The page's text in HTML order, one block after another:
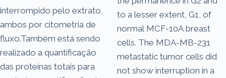
interrompido pelo extrato,
ambos por citometria de
fluxo.Também está sendo
realizado a quantificação
das proteinas totais para
to a lesser extent, G1, of
normal MCF-10A breast
cells. The MDA-MB-231
metastatic tumor cells did
not show interruption in a